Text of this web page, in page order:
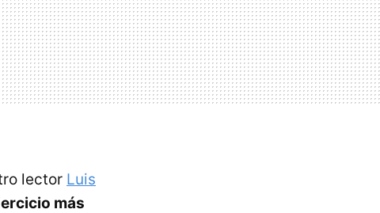
lector Luis
más